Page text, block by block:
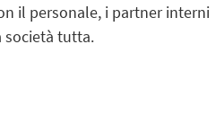
il personale, i partner interni
società tutta.